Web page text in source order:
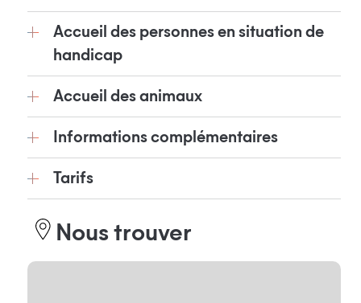
Accueil des personnes en situation de
handicap
Accueil des animaux
Informations complémentaires
Tarifs
Nous trouver